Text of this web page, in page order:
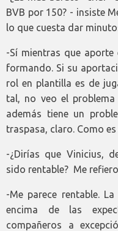
BVB por 150? - insiste
lo que cuesta dar
-Sí mientras que
formando. Si su
rol en plantilla es de
tal, no veo el
además tiene un
traspasa, claro. Como es
-¿Dirías que Vinicius,
sido rentable? Me
-Me parece rentable.
encima de las
compañeros a